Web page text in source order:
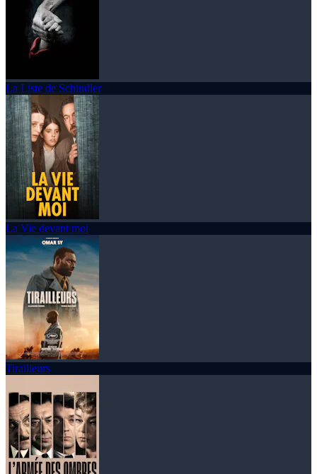
La Liste de Schindler
La Vie devant moi
Tirailleurs